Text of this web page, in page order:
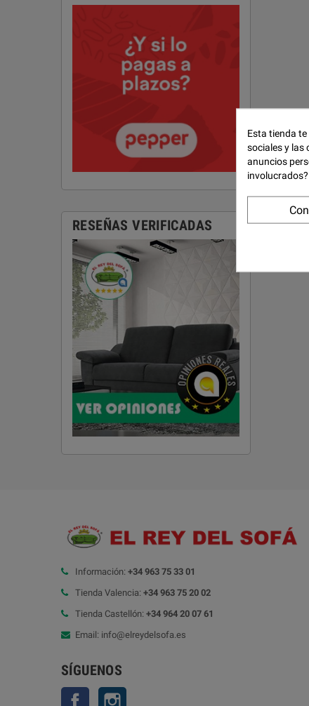
RESEÑAS VERIFICADAS
Información: +34 963 75 33 01
Tienda Valencia: +34 963 75 20 02
Tienda Castellón: +34 964 20 07 61
Email: info@elreydelsofa.es
SÍGUENOS
Facebook
Esta tienda
sociales y las
anuncios
involucrados?